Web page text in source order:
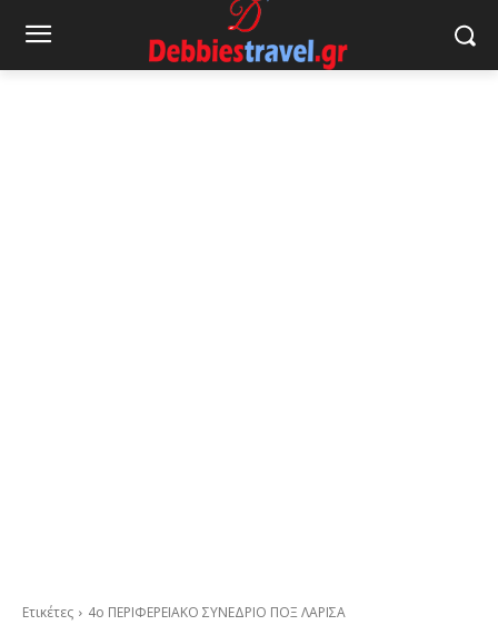
Ετικέτες 4ο ΠΕΡΙΦΕΡΕΙΑΚΟ ΣΥΝΕΔΡΙΟ ΠΟΞ ΛΑΡΙΣΑ